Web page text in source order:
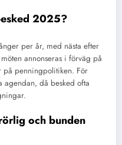
2025?
per år, med nästa efter
annonseras i förväg på
på penningpolitiken. För
agendan, då besked ofta
och bunden